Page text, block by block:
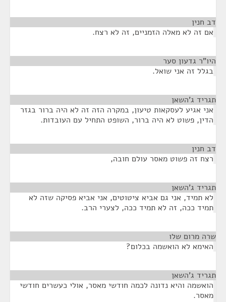
דב חנין
אם זה לא מאלה הזמניים, זה לא רצח.
היו"ר גדעון סער
בגלל זה אני שואל.
תגריד ג'השאן
אני אגיע לעסקאות טיעון, במקרה הזה זה לא היה ברור בגזר
הדין, פשוט לא היה ברור, השופט התחיל עם העובדות.
דב חנין
רצח זה פשוט מאסר עולם חובה,
תגריד ג'השאן
לא תמיד, אני גם אביא ציטוטים, אני אביא פסיקה שזה לא
תמיד ככה, זה לא תמיד ככה, לצערי הרב.
שרה מרום שלו
האימא לא הואשמה בכלום?
תגריד ג'השאן
הואשמה והיא נדונה לכמה חודשי מאסר, אולי כעשרים חודשי
מאסר.